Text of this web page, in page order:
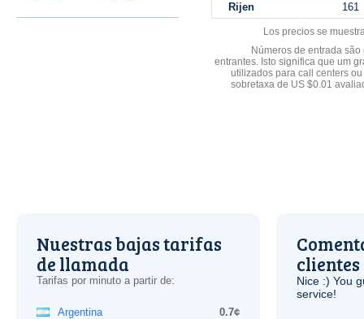
Rijen 161
Los precios se
Números de entrada
entrantes. Isto significa que um
utilizados para call centers
sobretaxa de US $0.01
Nuestras bajas tarifas
de llamada
Tarifas por minuto a partir de:
Argentina
0.7¢
clientes
Nice :) You
service!